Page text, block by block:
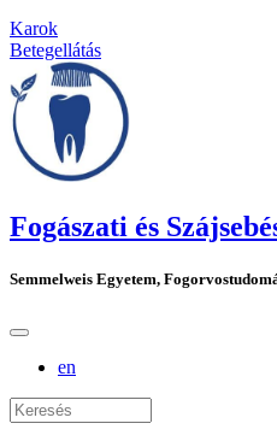
Karok
Betegellátás
Fogászati és
Semmelweis Egyetem,
en